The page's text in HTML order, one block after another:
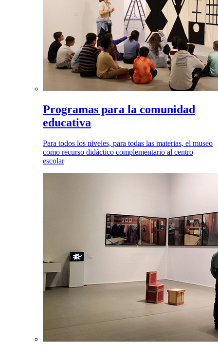
Programas para la comunidad
educativa
Para todos los niveles, para todas las materias, el museo
como recurso didáctico complementario al centro
escolar